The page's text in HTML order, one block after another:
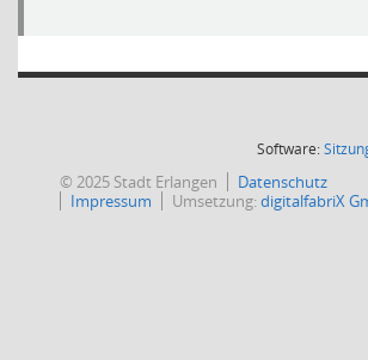
Software:
© 2025 Stadt Erlangen
Datenschutz
Impressum
Umsetzung:digitalfabriX